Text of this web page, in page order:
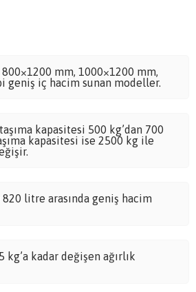
800×1200 mm, 1000×1200 mm,
geniş iç hacim sunan modeller.
kapasitesi 500 kg’dan 700
kapasitesi ise 2500 kg ile
litre arasında geniş hacim
kg’a kadar değişen ağırlık